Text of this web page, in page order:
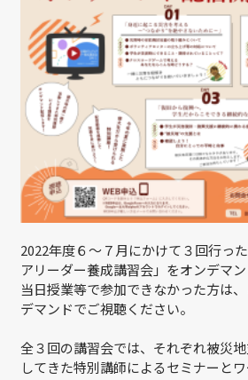
2022年度６～７月にかけて３回行っ
アリーダー養成講習会」をオンデマン
当日授業等で参加できなかった方は
デマンドでご視聴ください。
全３回の講習会では、それぞれ被災
してきた特別講師によるセミナーと